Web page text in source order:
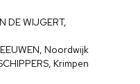
DE WIJGERT,
Noordwijk
Krimpen